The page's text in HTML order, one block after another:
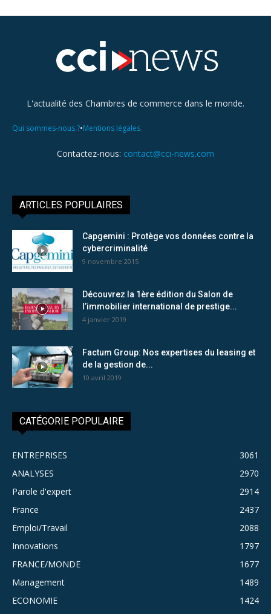
L'actualité des Chambres de commerce dans le monde.
Qui sommes-nous ?•Mentions légales
Contactez-nous: contact@cci-news.com
ARTICLES POPULAIRES
Capgemini : Protège vos données contre la
cybercriminalité
9 novembre 2015
Découvrez la 1ère édition du Salon de
l’immobilier international de prestige...
4 janvier 2019
Factum Group: Nos expertises du leasing et
de la gestion de...
10 avril 2019
CATÉGORIE POPULAIRE
ENTREPRISES
3061
ANALYSES
2970
Parole d'expert
2914
France
2437
Emploi/Travail
2088
Innovations
1797
FRANCE/MONDE
1677
Management
1489
ECONOMIE
1424